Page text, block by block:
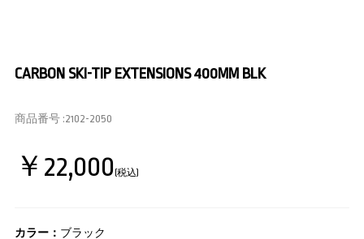
CARBON SKI-TIP EXTENSIONS 400MM BLK
商品番号 :2102-2050
￥22,000(税込)
カラー： ブラック